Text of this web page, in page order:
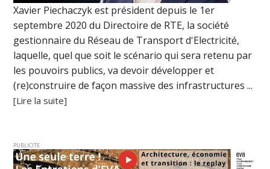
Xavier Piechaczyk est président depuis le 1er
septembre 2020 du Directoire de RTE, la société
gestionnaire du Réseau de Transport d'Electricité,
laquelle, quel que soit le scénario qui sera retenu par
les pouvoirs publics, va devoir développer et
(re)construire de façon massive des infrastructures ...
[Lire la suite]
PUBLICITE